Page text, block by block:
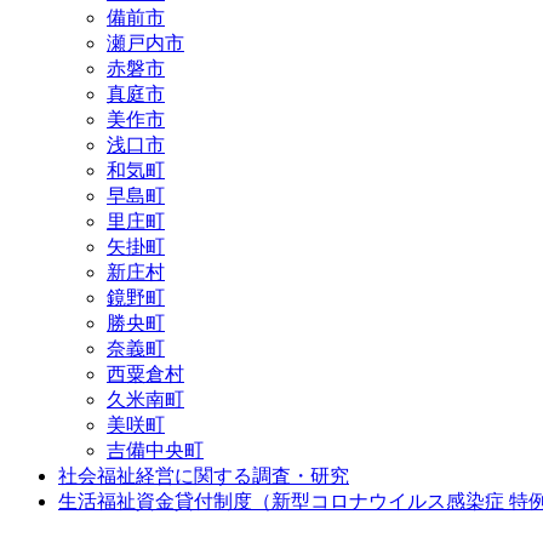
備前市
瀬戸内市
赤磐市
真庭市
美作市
浅口市
和気町
早島町
里庄町
矢掛町
新庄村
鏡野町
勝央町
奈義町
西粟倉村
久米南町
美咲町
吉備中央町
社会福祉経営に関する調査・研究
生活福祉資金貸付制度（新型コロナウイルス感染症 特